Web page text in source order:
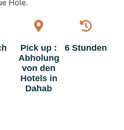
Hole.
Pick up :
Abholung
von den
Hotels in
Dahab
6 Stunden